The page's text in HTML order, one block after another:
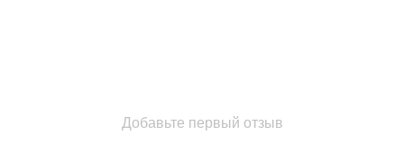
Добавьте первый отзыв